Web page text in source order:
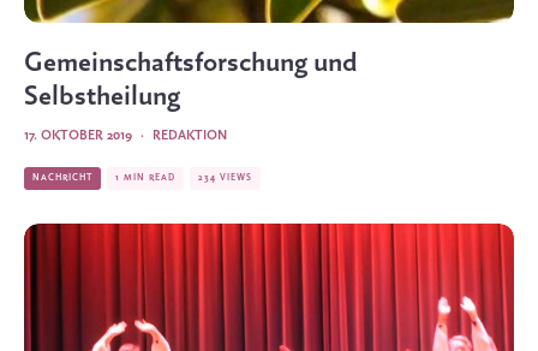
Gemeinschaftsforschung und
Selbstheilung
REDAKTION
·
17. OKTOBER 2019
NACHRICHT 1 MIN READ 234 VIEWS